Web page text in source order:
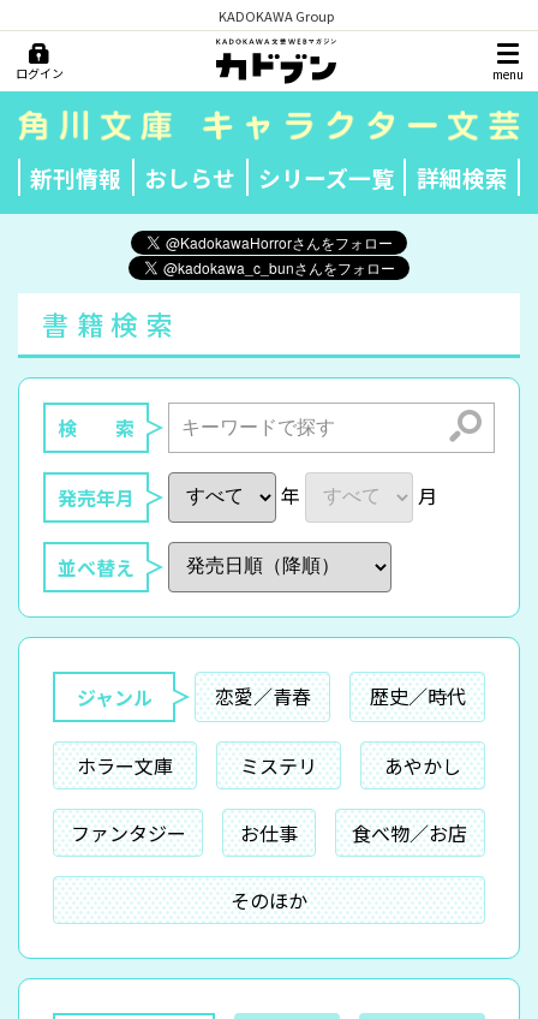
KADOKAWA Group
ログイン menu
新刊情報 おしらせ シリーズ一覧 詳細検索
書籍検索
検 索 検索
発売年月 年 月
並べ替え
ジャンル 恋愛／青春 歴史／時代
ホラー文庫 ミステリ あやかし
ファンタジー お仕事 食べ物／お店
そのほか